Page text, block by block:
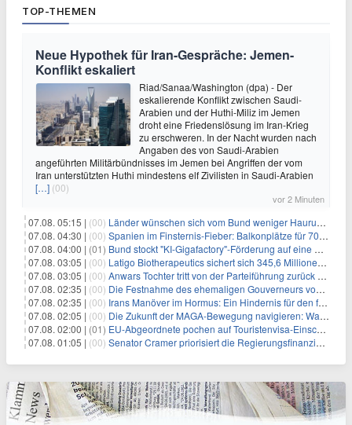
TOP-THEMEN
Neue Hypothek für Iran-Gespräche: Jemen-
Konflikt eskaliert
Riad/Sanaa/Washington (dpa) - Der
eskalierende Konflikt zwischen Saudi-
Arabien und der Huthi-Miliz im Jemen
droht eine Friedenslösung im Iran-Krieg
zu erschweren. In der Nacht wurden nach
Angaben des von Saudi-Arabien
angeführten Militärbündnisses im Jemen bei Angriffen der vom
Iran unterstützten Huthi mindestens elf Zivilisten in Saudi-Arabien
[…] (00)
vor 2 Minuten
07.08. 05:15 | (00) Länder wünschen sich vom Bund weniger Hauruck-Gesetzgebung
07.08. 04:30 | (00) Spanien im Finsternis-Fieber: Balkonplätze für 700 Euro
07.08. 04:00 | (01) Bund stockt "KI-Gigafactory"-Förderung auf eine Milliarde Euro auf
07.08. 03:05 | (00) Latigo Biotherapeutics sichert sich 345,6 Millionen Dollar in einer erhöhten IPO und ebnet den Weg für nicht-opioide Schmerztherapie
07.08. 03:05 | (00) Anwars Tochter tritt von der Parteiführung zurück und hebt politische Turbulenzen hervor
07.08. 02:35 | (00) Die Festnahme des ehemaligen Gouverneurs von Mexiko hebt die anhaltenden Herausforderungen in der Governance und im Geschäftsumfeld hervor
07.08. 02:35 | (00) Irans Manöver im Hormus: Ein Hindernis für den freien Handel und das Investorenvertrauen
07.08. 02:05 | (00) Die Zukunft der MAGA-Bewegung navigieren: Was steht für Investoren auf dem Spiel?
07.08. 02:00 | (01) EU-Abgeordnete pochen auf Touristenvisa-Einschränkungen für Russen
07.08. 01:05 | (00) Senator Cramer priorisiert die Regierungsfinanzierung angesichts des bevorstehenden Ferienbeginns